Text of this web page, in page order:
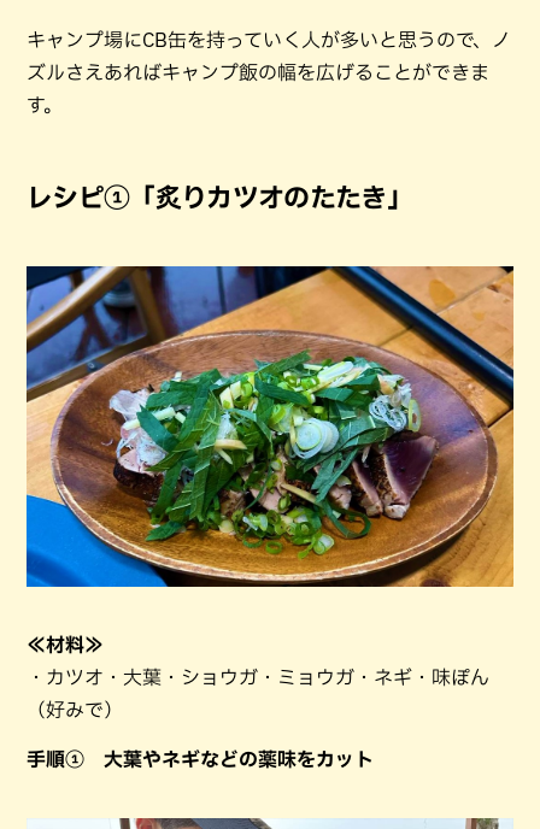
キャンプ場にCB缶を持っていく人が多いと思うので、ノ
ズルさえあればキャンプ飯の幅を広げることができま
す。
レシピ①「炙りカツオのたたき」
≪材料≫
・カツオ・大葉・ショウガ・ミョウガ・ネギ・味ぽん
（好みで）
手順① 大葉やネギなどの薬味をカット